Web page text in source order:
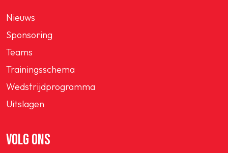
Nieuws
Sponsoring
Teams
Trainingsschema
Wedstrijdprogramma
Uitslagen
VOLG ONS